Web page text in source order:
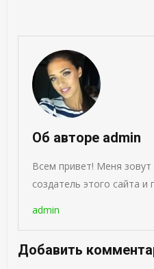
Об авторе admin
Всем привет! Меня
создатель этого сайта
admin
Добавить